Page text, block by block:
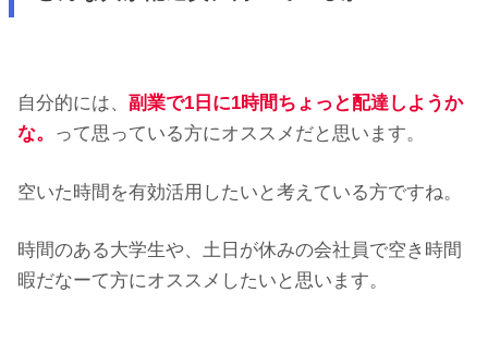
自分的には、 副業で1日に1時間ちょっと配達しようか
な。
って思っている方にオススメだと思います。
空いた時間を有効活用したいと考えている方ですね。
時間のある大学生や、土日が休みの会社員で空き時間
暇だなーて方にオススメしたいと思います。